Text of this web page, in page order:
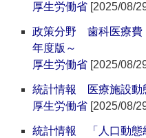
厚生労働省 [2025/08/
政策分野 歯科医療費
年度版～
厚生労働省 [2025/08/
統計情報 医療施設動
厚生労働省 [2025/08/
統計情報 「人口動態